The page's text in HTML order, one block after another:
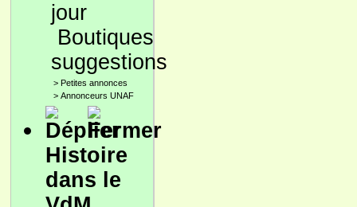
Boutiques
suggestions
> Petites annonces
> Annonceurs UNAF
Histoire
dans le